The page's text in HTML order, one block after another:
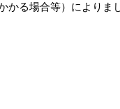
る場合等）によりま